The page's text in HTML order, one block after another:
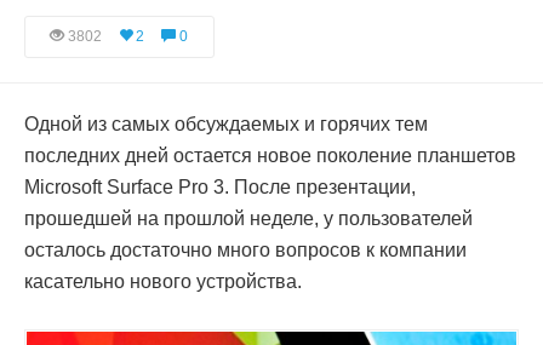
3802 2 0
Одной из самых обсуждаемых и горячих тем
последних дней остается новое поколение планшетов
Microsoft Surface Pro 3. После презентации,
прошедшей на прошлой неделе, у пользователей
осталось достаточно много вопросов к компании
касательно нового устройства.